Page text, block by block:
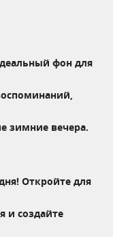
фон для
зимние вечера.
Откройте для
и создайте